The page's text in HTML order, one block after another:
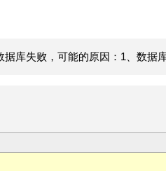
库失败，可能的原因：1、数据